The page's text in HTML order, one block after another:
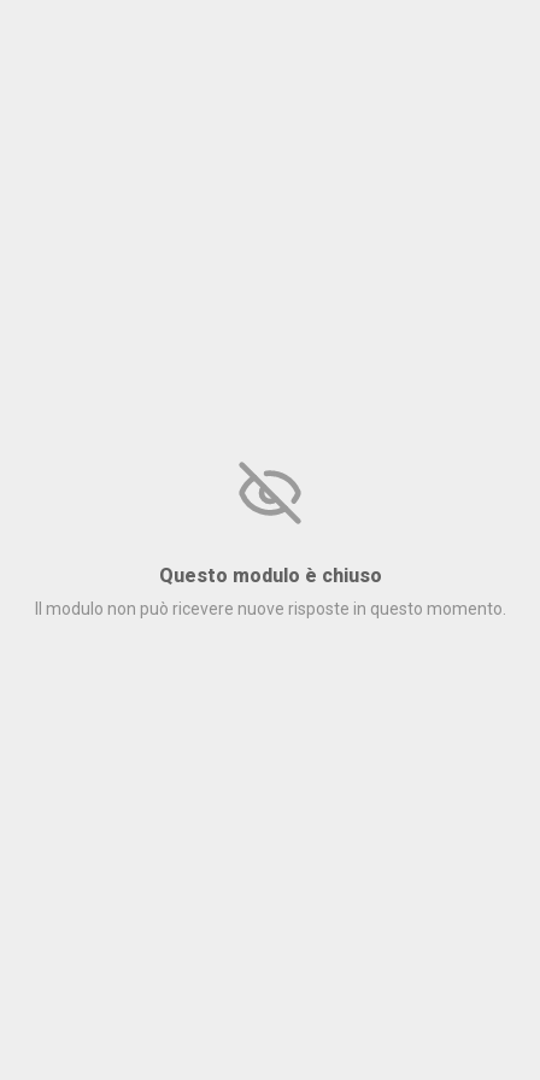
Questo modulo è chiuso
Il modulo non può ricevere nuove risposte in questo momento.